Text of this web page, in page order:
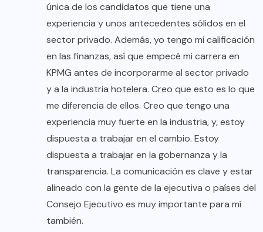
única de los candidatos que tiene una
experiencia y unos antecedentes sólidos en el
sector privado. Además, yo tengo mi calificación
en las finanzas, así que empecé mi carrera en
KPMG antes de incorporarme al sector privado
y a la industria hotelera. Creo que esto es lo que
me diferencia de ellos. Creo que tengo una
experiencia muy fuerte en la industria, y, estoy
dispuesta a trabajar en el cambio. Estoy
dispuesta a trabajar en la gobernanza y la
transparencia. La comunicación es clave y estar
alineado con la gente de la ejecutiva o países del
Consejo Ejecutivo es muy importante para mí
también.